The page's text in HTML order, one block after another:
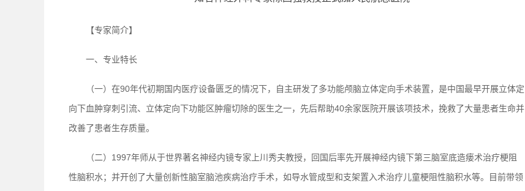
【专家简介】
一、专业特长
（一）在90年代初期国内医疗设备匮乏的情况下，自主研发了多功能颅脑立体定向手术装置，是中国最早开展立体定
向下血肿穿刺引流、立体定向下功能区肿瘤切除的医生之一，先后帮助40余家医院开展该项技术，挽救了大量患者生命并
改善了患者生存质量。
（二）1997年师从于世界著名神经内镜专家上川秀夫教授，回国后率先开展神经内镜下第三脑室底造瘘术治疗梗阻
性脑积水；并开创了大量创新性脑室脑池疾病治疗手术，如导水管成型和支架置入术治疗儿童梗阻性脑积水等。目前带领